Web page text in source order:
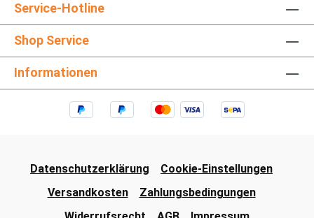
Service-Hotline
Shop Service
Informationen
Datenschutzerklärung
Cookie-Einstellungen
Versandkosten
Zahlungsbedingungen